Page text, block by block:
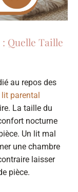
Quelle Taille
au repos des
lit parental
La taille du
nocturne
Un lit mal
une chambre
laisser
pièce.